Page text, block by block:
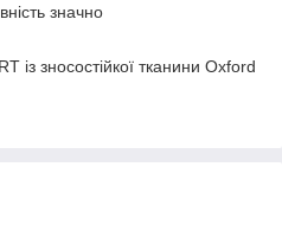
значно
із зносостійкої тканини Oxford